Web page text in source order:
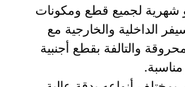
شهرية لجميع قطع ومكونات
الداخلية والخارجية مع
والتالفة بقطع أجنبية